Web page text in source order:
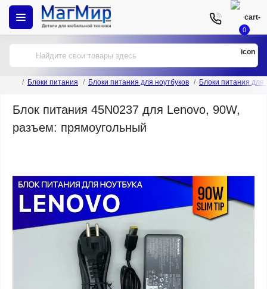
0
Блоки питания Блоки питания для ноутбуков Блоки питания для
Блок питания 45N0237 для Lenovo, 90W,
разъем: прямоугольный